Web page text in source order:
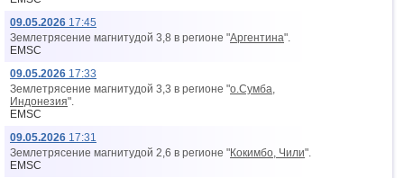
09.05.2026 17:45
Землетрясение магнитудой 3,8 в регионе "Аргентина".
EMSC
09.05.2026 17:33
Землетрясение магнитудой 3,3 в регионе "о.Сумба,
Индонезия".
EMSC
09.05.2026 17:31
Землетрясение магнитудой 2,6 в регионе "Кокимбо, Чили".
EMSC